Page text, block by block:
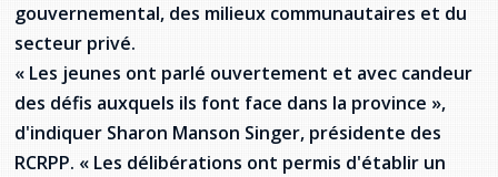
Joseph Kayumba
Dominic Demers
Yulia Kudryakova
gouvernemental, des milieux communautaires et du
secteur privé.
« Les jeunes ont parlé ouvertement et avec candeur
des défis auxquels ils font face dans la province »,
d'indiquer Sharon Manson Singer, présidente des
RCRPP. « Les délibérations ont permis d'établir un